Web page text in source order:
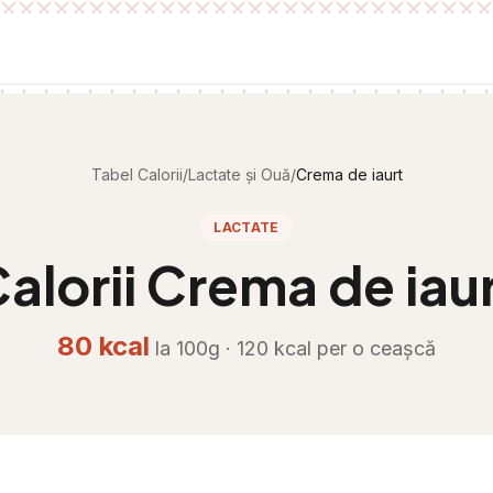
Tabel Calorii/Lactate și Ouă/Crema de iaurt
LACTATE
Crema de
80 kcal la 100g · 120 kcal per o ceașcă